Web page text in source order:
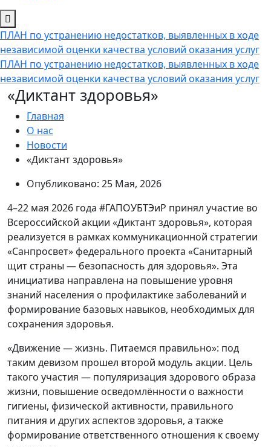
ПЛАН по устранению недостатков, выявленных в ходе
независимой оценки качества условий оказания услуг
ПЛАН по устранению недостатков, выявленных в ходе
независимой оценки качества условий оказания услуг
«Диктант здоровья»
Главная
О нас
Новости
«Диктант здоровья»
Опубликовано: 25 Мая, 2026
4–22 мая 2026 года #ГАПОУБТЭиР принял участие во
Всероссийской акции «Диктант здоровья», которая
реализуется в рамках коммуникационной стратегии
«Санпросвет» федерального проекта «Санитарный
щит страны — безопасность для здоровья». Эта
инициатива направлена на повышение уровня
знаний населения о профилактике заболеваний и
формирование базовых навыков, необходимых для
сохранения здоровья.
«Движение — жизнь. Питаемся правильно»: под
таким девизом прошел второй модуль акции. Цель
такого участия — популяризация здорового образа
жизни, повышение осведомлённости о важности
гигиены, физической активности, правильного
питания и других аспектов здоровья, а также
формирование ответственного отношения к своему